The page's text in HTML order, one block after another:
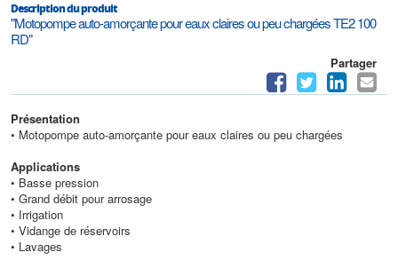
Description du produit
"Motopompe auto-amorçante pour eaux claires ou peu chargées TE2 100
RD"
Partager
Présentation
• Motopompe auto-amorçante pour eaux claires ou peu chargées
Applications
• Basse pression
• Grand débit pour arrosage
• Irrigation
• Vidange de réservoirs
• Lavages